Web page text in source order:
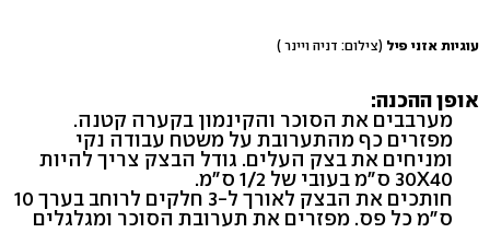
עוגיות אזני פיל (צילום: דניה ויינר )
אופן ההכנה:
מערבבים את הסוכר והקינמון בקערה קטנה.
מפזרים כף מהתערובת על משטח עבודה נקי
ומניחים את בצק העלים. גודל הבצק צריך להיות
30X40 ס"מ בעובי של 1/2 ס"מ.
חותכים את הבצק לאורך ל-3 חלקים לרוחב בערך 10
ס"מ כל פס. מפזרים את תערובת הסוכר ומגלגלים